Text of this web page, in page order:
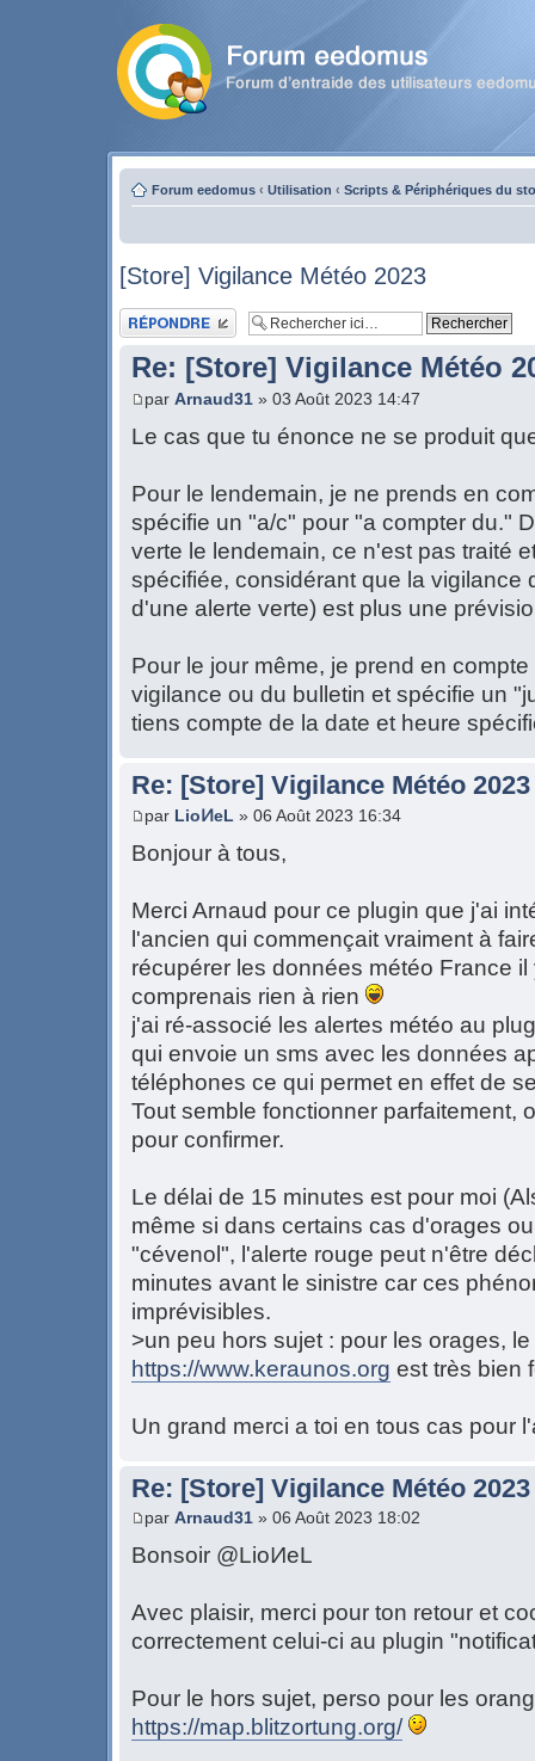
Forum eedomus ‹ Utilisation ‹ Scripts & Périphériques du
[Store] Vigilance Météo 2023
Publier une réponse
Re: [Store] Vigilance Météo
par Arnaud31 » 03 Août 2023 14:47
Le cas que tu énonce ne se produit
Pour le lendemain, je ne prends en
spécifie un "a/c" pour "a compter du."
verte le lendemain, ce n'est pas traité
spécifiée, considérant que la vigilance
d'une alerte verte) est plus une
Pour le jour même, je prend en
vigilance ou du bulletin et spécifie un
tiens compte de la date et heure
Re: [Store] Vigilance Météo 2023
par LioͶeL » 06 Août 2023 16:34
Bonjour à tous,
Merci Arnaud pour ce plugin que j'ai
l'ancien qui commençait vraiment à
récupérer les données météo France
comprenais rien à rien
j'ai ré-associé les alertes météo au
qui envoie un sms avec les données
téléphones ce qui permet en effet de
Tout semble fonctionner parfaitement,
pour confirmer.
Le délai de 15 minutes est pour moi
même si dans certains cas d'orages
"cévenol", l'alerte rouge peut n'être
minutes avant le sinistre car ces
imprévisibles.
>un peu hors sujet : pour les orages, le
https://www.keraunos.org est très bien
Un grand merci a toi en tous cas pour
Re: [Store] Vigilance Météo 2023
par Arnaud31 » 06 Août 2023 18:02
Bonsoir @LioͶeL
Avec plaisir, merci pour ton retour et
correctement celui-ci au plugin
Pour le hors sujet, perso pour les
https://map.blitzortung.org/